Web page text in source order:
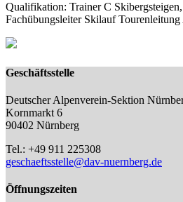
Qualifikation: Trainer C
Fachübungsleiter Skilauf
Geschäftsstelle
Deutscher Alpenverein-Sektion
Kornmarkt 6
90402 Nürnberg
Tel.: +49 911 225308
geschaeftsstelle@dav-nuernberg.de
Öffnungszeiten